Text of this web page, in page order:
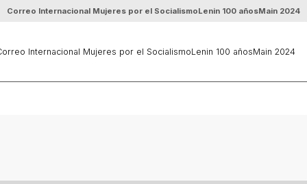
Correo Internacional Mujeres por el SocialismoLenin 100 añosMain 2024
Internacional Mujeres por el SocialismoLenin 100 añosMain 2024